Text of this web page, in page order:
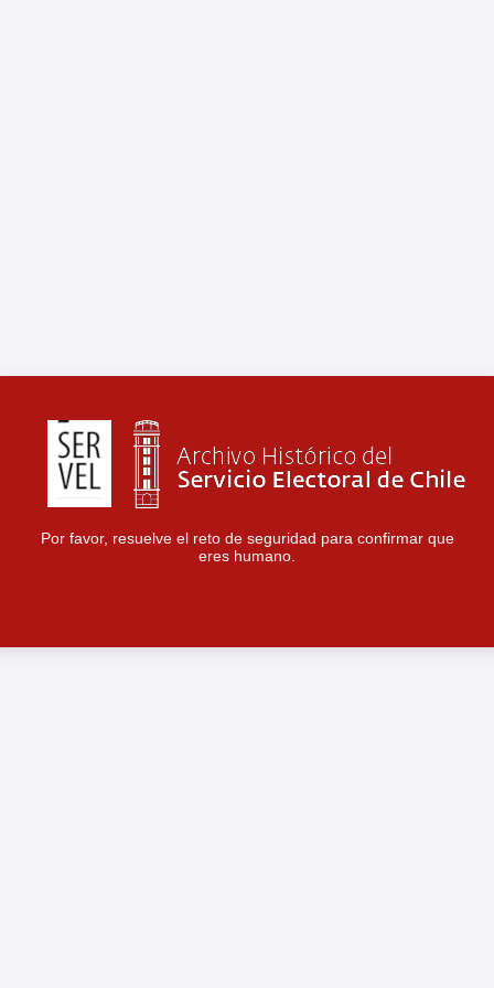
Por favor, resuelve el reto de seguridad para confirmar que
eres humano.